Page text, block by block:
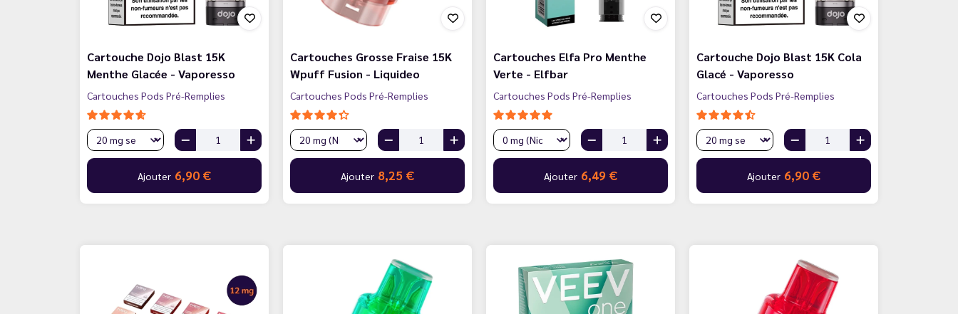
Cartouche Dojo Blast 15K
Menthe Glacée - Vaporesso
Cartouches Pods Pré-Remplies
Ajouter 6,90 €
Cartouches Grosse Fraise 15K
Wpuff Fusion - Liquideo
Cartouches Pods Pré-Remplies
Ajouter 8,25 €
Cartouches Elfa Pro Menthe
Verte - Elfbar
Cartouches Pods Pré-Remplies
Ajouter 6,49 €
Cartouche Dojo Blast 15K Cola
Glacé - Vaporesso
Cartouches Pods Pré-Remplies
Ajouter 6,90 €